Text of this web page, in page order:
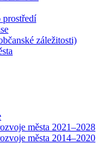
záležitosti)
města 2021–2028
města 2014–2020